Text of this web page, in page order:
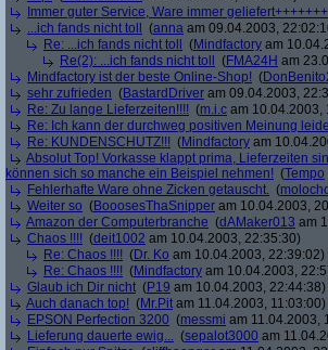
Immer guter Service, Ware immer
...ich fands nicht toll
(anna am 09.04.2003,
Re: ...ich fands nicht toll
(Mindfactory am
Re(2): ...ich fands nicht toll
(FMA24H am
Mindfactory ist der beste Online-Shop! (
sehr zufrieden (BastardDriver am 09.04.2003,
Re: Zu lange Lieferzeiten!!!! (m.i.c am 10.04.2003,
Re: Ich kann der durchweg positiven Meinung
Re: KUNDENSCHUTZ!!! (Mindfactory am
Absolut Top! Vorkasse klappt prima, Lieferzeiten
können sich so manche ein Beispiel nehmen! (Tempo
Fehlerhafte Ware ohne Zicken getauscht. (
Weiter so (BooosesThaSnipper am 10.04.2003,
Amazon der Computerbranche (dAMaker013 am
Chaos !!!! (deit1002 am 10.04.2003, 22:35:30)
Re: Chaos !!!! (Dr. Ko am 10.04.2003, 22:39:02)
Re: Chaos !!!! (Mindfactory am 10.04.2003,
Glaub ich Dir nicht (P19 am 10.04.2003, 22:44:38)
Auch danach top! (Mr.Pit am 11.04.2003, 11:03:00)
EPSON Perfection 3200 (messmi am 11.04.2003,
Lieferung dauerte ewig... (sepalot3000 am